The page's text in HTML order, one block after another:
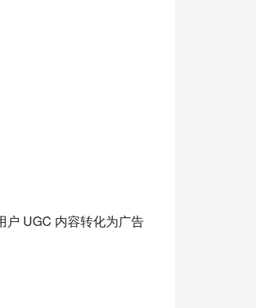
户 UGC 内容转化为广告